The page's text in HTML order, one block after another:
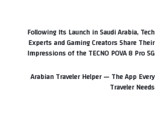
Following Its Launch in Saudi Arabia, Tech
Experts and Gaming Creators Share Their
Impressions of the TECNO POVA 8 Pro 5G
Arabian Traveler Helper — The App Every
Traveler Needs